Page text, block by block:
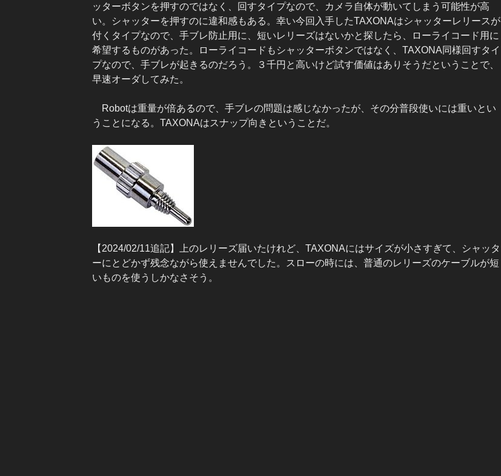
ッターボタンを押すのではなく、回すタイプなので、カメラ自体が動いてしまう可能性が高
い。シャッターを押すのに違和感もある。幸い今回入手したTAXONAはシャッターレリースが
付くタイプなので、手ブレ防止用に、短いレリーズはないかと探したら、ローライコード用に
希望するものがあった。ローライコードもシャッターボタンではなく、TAXONA同様回すタイ
プなので、手ブレが起きるのだろう。３千円と高いけど試す価値はありそうだということで、
早速オーダしてみた。
Robotは重量が倍あるので、手ブレの問題は感じなかったが、その分普段使いには重いとい
うことになる。TAXONAはスナップ向きということだ。
【2024/02/11追記】上のレリーズ届いたけれど、TAXONAにはサイズが小さすぎて、シャッタ
ーにとどかず残念ながら使えませんでした。スローの時には、普通のレリーズのケーブルが短
いものを使うしかなさそう。